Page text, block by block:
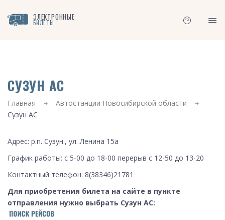
ЭЛЕКТРОННЫЕ
БИЛЕТЫ
СУЗУН АС
Главная
Автостанции Новосибирской области
Сузун АС
Адрес: р.п. Сузун., ул. Ленина 15а
График работы: с 5-00 до 18-00 перерыв с 12-50 до 13-20
Контактный телефон: 8(38346)21781
Для приобретения билета на сайте в пункте
отправления нужно выбрать Сузун АС: